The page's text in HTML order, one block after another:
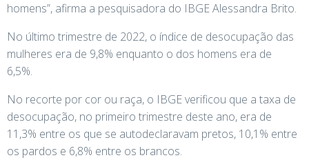
homens”, afirma a pesquisadora do IBGE Alessandra Brito.
No último trimestre de 2022, o índice de desocupação das
mulheres era de 9,8% enquanto o dos homens era de
6,5%.
No recorte por cor ou raça, o IBGE verificou que a taxa de
desocupação, no primeiro trimestre deste ano, era de
11,3% entre os que se autodeclaravam pretos, 10,1% entre
os pardos e 6,8% entre os brancos.